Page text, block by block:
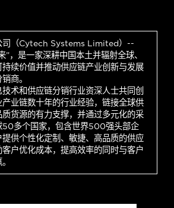
司（Cytech Systems Limited）--
”，是一家深耕中国本土并辐射全球、
续价值并推动供应链产业创新与发展
商。
术和供应链分销行业资深人士共同创
业链数十年的行业经验，链接全球供
货源的有力支撑，并通过多元化的采
50多个国家，包含世界500强头部企
供个性化定制、敏捷、高品质的供应
户优化成本，提高效率的同时与客户